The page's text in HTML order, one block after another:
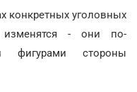
конкретных уголовных
изменятся - они по-
фигурами стороны